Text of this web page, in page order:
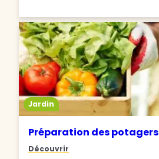
Jardin
Préparation des potagers
Découvrir